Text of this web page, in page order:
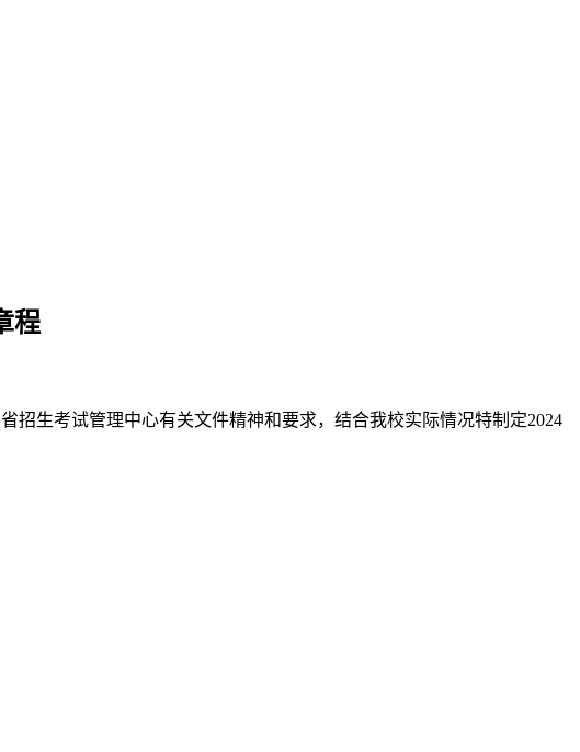
程
生考试管理中心有关文件精神和要求，结合我校实际情况特制定2024